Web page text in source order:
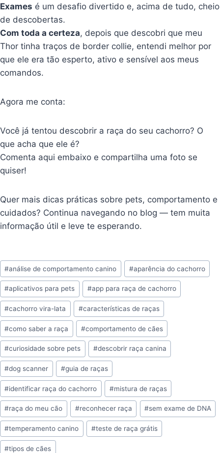
Exames é um desafio divertido e, acima de tudo, cheio
de descobertas.
Com toda a certeza, depois que descobri que meu
Thor tinha traços de border collie, entendi melhor por
que ele era tão esperto, ativo e sensível aos meus
comandos.
Agora me conta:
Você já tentou descobrir a raça do seu cachorro? O
que acha que ele é?
Comenta aqui embaixo e compartilha uma foto se
quiser!
Quer mais dicas práticas sobre pets, comportamento e
cuidados? Continua navegando no blog — tem muita
informação útil e leve te esperando.
Tags
do
Post:
#análise de comportamento canino #aparência do cachorro
#aplicativos para pets #app para raça de cachorro
#cachorro vira-lata #características de raças
#como saber a raça #comportamento de cães
#curiosidade sobre pets #descobrir raça canina
#dog scanner #guia de raças
#identificar raça do cachorro #mistura de raças
#raça do meu cão #reconhecer raça #sem exame de DNA
#temperamento canino #teste de raça grátis
#tipos de cães